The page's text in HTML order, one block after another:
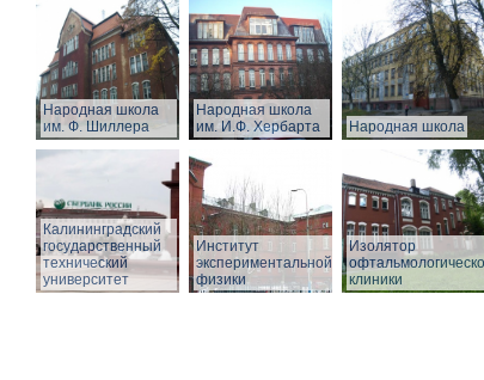
Народная школа
им. Ф. Шиллера
Народная школа
им. И.Ф. Хербарта
Народная школа
Калининградский
государственный
технический
университет
Институт
экспериментальной
физики
Изолятор
офтальмологической
клиники